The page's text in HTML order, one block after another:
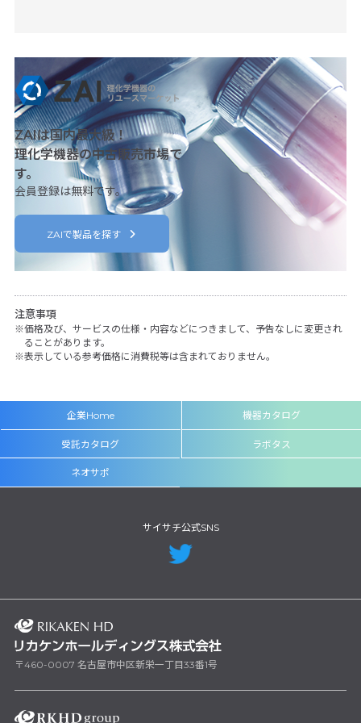
ZAIは国内最大級！
理化学機器の中古販売市場で
す。
会員登録は無料です。
ZAIで製品を探す
注意事項
価格及び、サービスの仕様・内容などにつきまして、予告なしに変更され
ることがあります。
表示している参考価格に消費税等は含まれておりません。
企業Home 機器カタログ
受託カタログ ラボタス
ネオサポ
サイサチ公式SNS
〒460-0007 名古屋市中区新栄一丁目33番1号